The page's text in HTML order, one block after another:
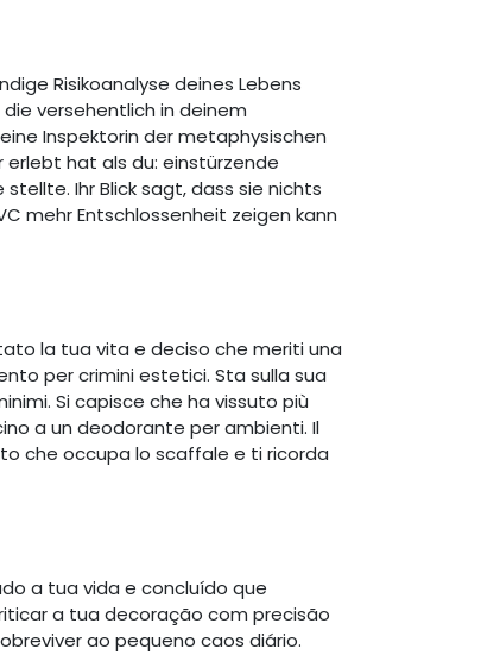
Risikoanalyse deines Lebens
die versehentlich in deinem
Inspektorin der metaphysischen
erlebt hat als du: einstürzende
Ihr Blick sagt, dass sie nichts
mehr Entschlossenheit zeigen kann
la tua vita e deciso che meriti una
per crimini estetici. Sta sulla sua
Si capisce che ha vissuto più
a un deodorante per ambienti. Il
che occupa lo scaffale e ti ricorda
a tua vida e concluído que
a tua decoração com precisão
ao pequeno caos diário.